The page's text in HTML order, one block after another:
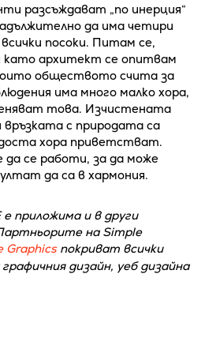
разсъждават „по инерция“
да има четири
посоки. Питам се,
архитект се опитвам
обществото счита за
има много малко хора,
това. Изчистената
с природата са
хора приветстват.
да се работи, за да може
да са в хармония.
приложима и в други
на Simple
Graphicsпокриват всички
дизайн, уеб дизайна